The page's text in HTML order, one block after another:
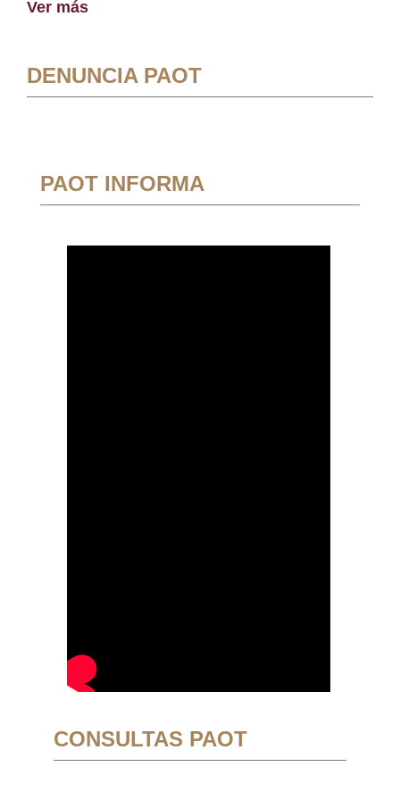
Ver más
DENUNCIA PAOT
PAOT INFORMA
CONSULTAS PAOT